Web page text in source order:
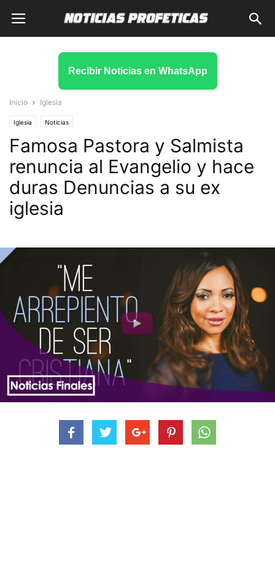
Recibir Noticias en WhatsApp
Inicio Iglesia
Iglesia Noticias
Famosa Pastora y Salmista
renuncia al Evangelio y hace
duras Denuncias a su ex
iglesia